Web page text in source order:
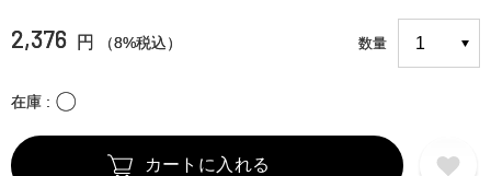
2,376 円 （8%税込） 数量
在庫 〇
カートに入れる